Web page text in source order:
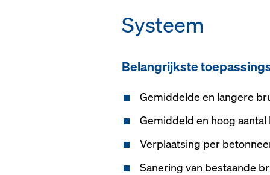
Systeem
Belangrijkste
Gemiddelde en langere
Gemiddeld en hoog
Verplaatsing per
Sanering van bestaande